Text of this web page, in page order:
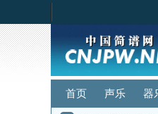
首页 声乐 器